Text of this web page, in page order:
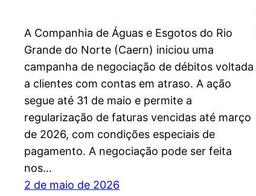
A Companhia de Águas e Esgotos do Rio
Grande do Norte (Caern) iniciou uma
campanha de negociação de débitos voltada
a clientes com contas em atraso. A ação
segue até 31 de maio e permite a
regularização de faturas vencidas até março
de 2026, com condições especiais de
pagamento. A negociação pode ser feita
nos…
2 de maio de 2026